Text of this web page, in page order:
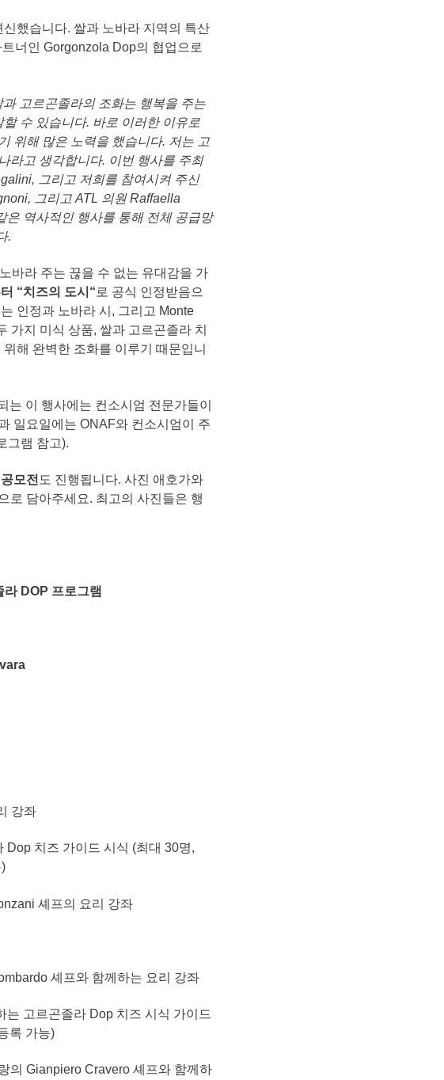
신했습니다. 쌀과 노바라 지역의 특산
너인 Gorgonzola Dop의 협업으로
과 고르곤졸라의 조화는 행복을 주는
할 수 있습니다. 바로 이러한 이유로
위해 많은 노력을 했습니다. 저는 고
라고 생각합니다. 이번 행사를 주최
그리고 저희를 참여시켜 주신
그리고 ATL 의원 Raffaella
은 역사적인 행사를 통해 전체 공급망
.
바라 주는 끊을 수 없는 유대감을 가
“치즈의 도시 “ 로 공식 인정받음으
인정과 노바라 시, 그리고 Monte
가지 미식 상품, 쌀과 고르곤졸라 치
해 완벽한 조화를 이루기 때문입니
는 이 행사에는 컨소시엄 전문가들이
일요일에는 ONAF와 컨소시엄이 주
그램 참고).
공모전 도 진행됩니다. 사진 애호가와
로 담아주세요. 최고의 사진들은 행
라 DOP 프로그램
강좌
치즈 가이드 시식 (최대 30명,
셰프의 요리 강좌
셰프와 함께하는 요리 강좌
고르곤졸라 Dop 치즈 시식 가이드
록 가능)
의 Gianpiero Cravero 셰프와 함께하